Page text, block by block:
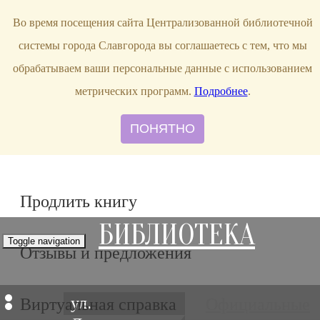
bibl-serv@mail.ru
Продлить книгу
Отзывы и предложения
Виртуальная справка
ул.
Toggle navigation БИБЛИОТЕКА
Во время посещения сайта Централизованной библиотечной
системы города Славгорода вы соглашаетесь с тем, что мы
обрабатываем ваши персональные данные с использованием
метрических программ. Подробнее.
ПОНЯТНО